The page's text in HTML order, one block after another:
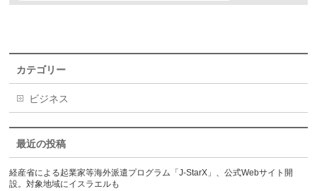
カテゴリー
ビジネス
最近の投稿
経産省による起業家等海外派遣プログラム「J-StarX」、公式Webサイト開
設。対象地域にイスラエルも